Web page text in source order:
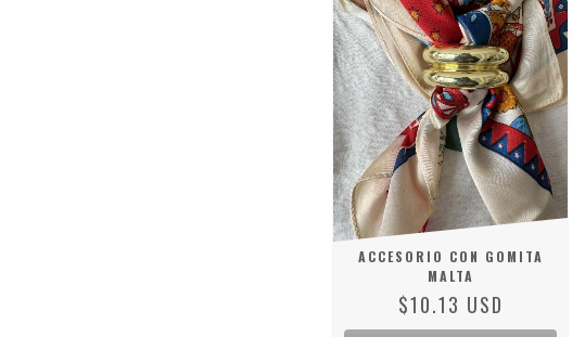
ACCESORIO CON GOMITA
MALTA
$10.13 USD